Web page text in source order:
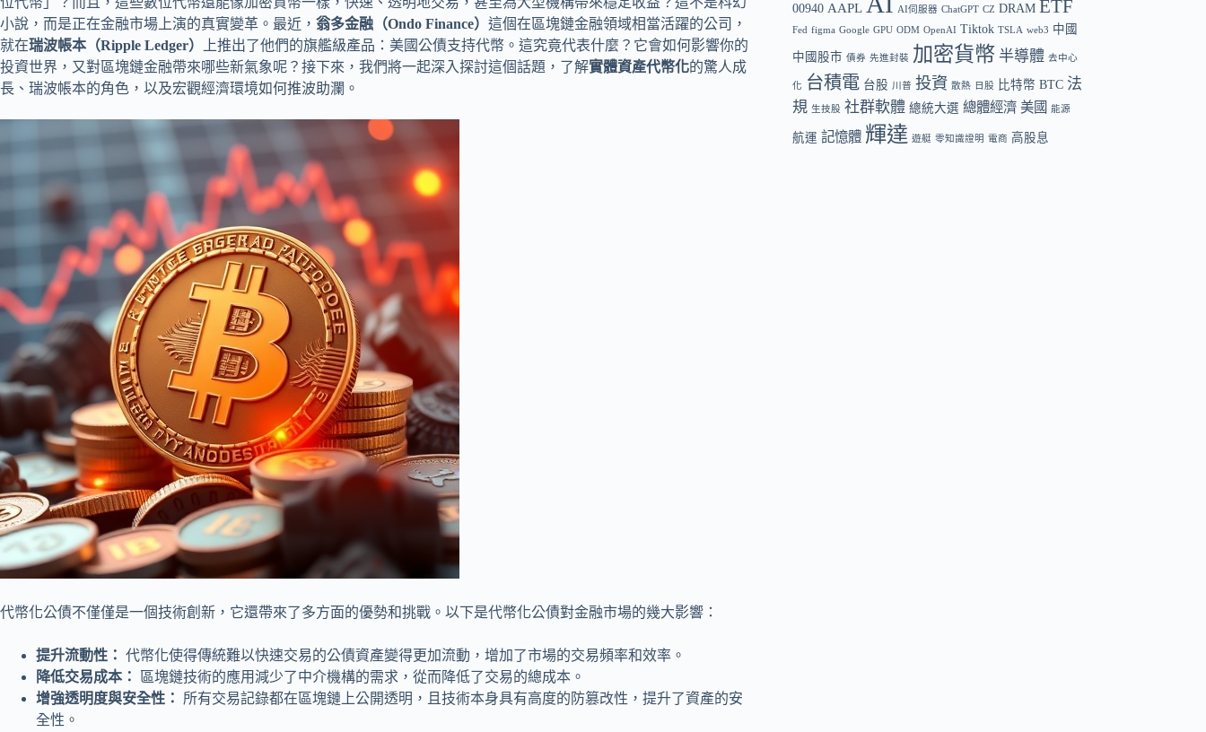
小說，而是正在金融市場上演的真實變革。最近， 翁多金融（Ondo Finance） 這個在區塊鏈金融領域相當活躍的公司，
就在瑞波帳本（Ripple Ledger）
上推出了他們的旗艦級產品：美國公債支持代幣。這究竟代表什麼？它會如何影響你的
投資世界，又對區塊鏈金融帶來哪些新氣象呢？接下來，我們將一起深入探討這個話題，了解實體資產代幣化的驚人成
長、瑞波帳本的角色，以及宏觀經濟環境如何推波助瀾。
代幣化公債不僅僅是一個技術創新，它還帶來了多方面的優勢和挑戰。以下是代幣化公債對金融市場的幾大影響：
提升流動性： 代幣化使得傳統難以快速交易的公債資產變得更加流動，增加了市場的交易頻率和效率。
降低交易成本：
區塊鏈技術的應用減少了中介機構的需求，從而降低了交易的總成本。
增強透明度與安全性：
所有交易記錄都在區塊鏈上公開透明，且技術本身具有高度的防篡改性，提升了資產的安
全性。
00940 AAPL AI伺服器 ChatGPT CZ DRAM ETF
Fed figma Google GPU ODM OpenAI Tiktok TSLA web3 中國
中國股市 債券 先進封裝 加密貨幣 半導體 去中心
化 台積電 台股 川普 投資 散熱 日股 比特幣 BTC 法
規 生技股 社群軟體 總統大選 總體經濟 美國 能源
航運 記憶體 輝達 遊艇 零知識證明 電商 高股息